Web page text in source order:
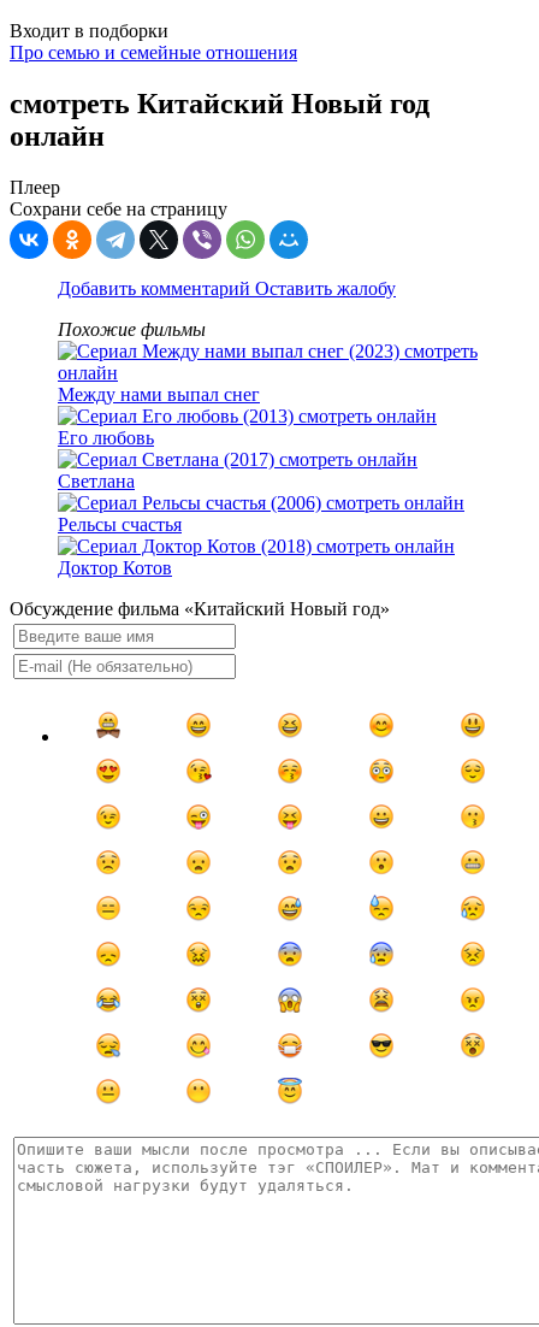
Входит в подборки
Про семью и семейные отношения
смотреть Китайский Новый год
онлайн
Плеер
Сохрани себе на страницу
Добавить комментарий Оставить жалобу
Похожие фильмы
Между нами выпал снег
Его любовь
Светлана
Рельсы счастья
Доктор Котов
Обсуждение фильма «Китайский Новый год»